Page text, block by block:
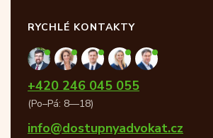
RYCHLÉ KONTAKTY
+420 246 045 055
(Po–Pá: 8—18)
info@dostupnyadvokat.cz